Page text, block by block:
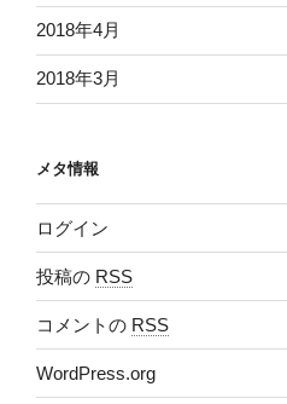
2018年4月
2018年3月
メタ情報
ログイン
投稿の RSS
コメントの RSS
WordPress.org